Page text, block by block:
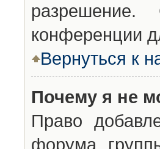
конференции
Вернуться к
Почему я не
Право
форума,